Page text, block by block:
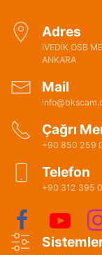
Adres
İVEDİK OSB
ANKARA
Mail
Çağrı
+90 850 259
Telefon
+90 312 395